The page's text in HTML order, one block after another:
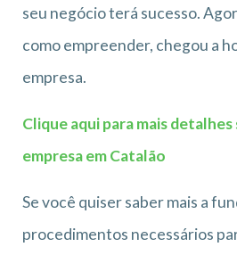
seu negócio terá sucesso.
como empreender, chegou a
empresa.
Clique aqui para mais
empresa emCatalão
Se você quiser saber mais a
procedimentos necessários